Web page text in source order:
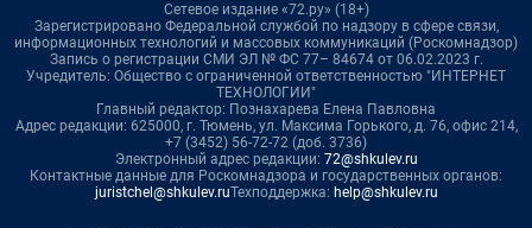
Сетевое издание «72.ру» (18+)
Зарегистрировано Федеральной службой по надзору в сфере связи,
информационных технологий и массовых коммуникаций (Роскомнадзор)
Запись о регистрации СМИ ЭЛ № ФС 77– 84674 от 06.02.2023 г.
Учредитель: Общество с ограниченной ответственностью "ИНТЕРНЕТ
ТЕХНОЛОГИИ"
Главный редактор: Познахарева Елена Павловна
Адрес редакции: 625000, г. Тюмень, ул. Максима Горького, д. 76, офис 214,
+7 (3452) 56-72-72 (доб. 3736)
Электронный адрес редакции: 72@shkulev.ru
Контактные данные для Роскомнадзора и государственных органов:
juristchel@shkulev.ruТехподдержка: help@shkulev.ru